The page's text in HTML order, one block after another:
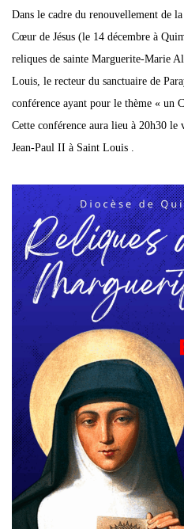
Dans le cadre du renouvellement de
Cœur de Jésus (le 14 décembre à
reliques de sainte Marguerite-Marie
Louis, le recteur du sanctuaire de
conférence ayant pour le thème « un
Cette conférence aura lieu à 20h30 le
Jean-Paul II à Saint Louis .